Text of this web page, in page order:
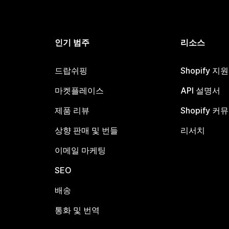
인기 범주
드랍쉬핑
마켓플레이스
제품 리뷰
상향 판매 및 번들
이메일 마케팅
SEO
배송
통화 및 번역
리소스
Shopify 지
API 설명서
Shopify 커
리서치